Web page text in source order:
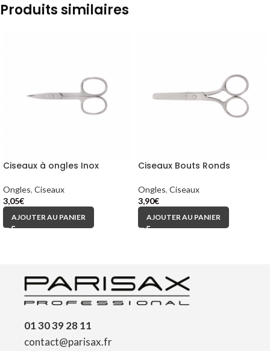
Produits similaires
Ciseaux à ongles Inox
Ongles, Ciseaux
3,05€
AJOUTER AU PANIER
Ciseaux Bouts Ronds
Ongles, Ciseaux
3,90€
AJOUTER AU PANIER
01 30 39 28 11
contact@parisax.fr